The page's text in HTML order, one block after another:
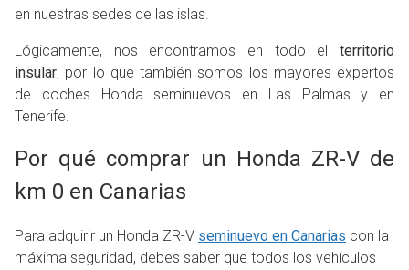
en nuestras sedes de las islas.
Lógicamente, nos encontramos en todo el territorio
insular, por lo que también somos los mayores expertos
de coches Honda seminuevos en Las Palmas y en
Tenerife.
Por qué comprar un Honda ZR-V de
km 0 en Canarias
Para adquirir un Honda ZR-V seminuevo en Canarias con la
máxima seguridad, debes saber que todos los vehículos